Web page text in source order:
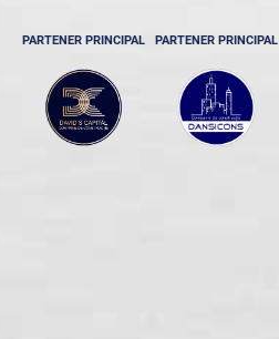
PARTENER PRINCIPAL PARTENER PRINCIPAL